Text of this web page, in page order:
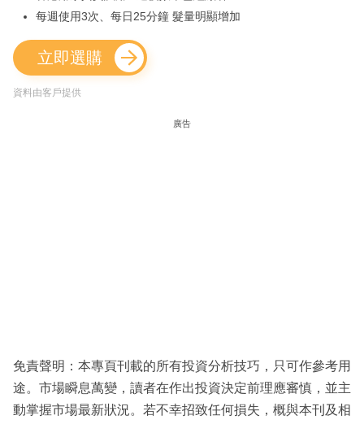
每週使用3次、每日25分鐘 髮量明顯增加
立即選購
資料由客戶提供
廣告
免責聲明：本專頁刊載的所有投資分析技巧，只可作參考用
途。市場瞬息萬變，讀者在作出投資決定前理應審慎，並主
動掌握市場最新狀況。若不幸招致任何損失，概與本刊及相